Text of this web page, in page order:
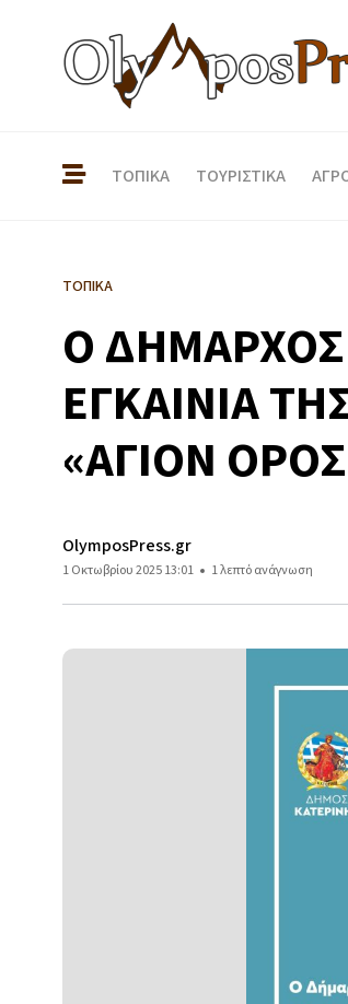
ΤΟΠΙΚΑ ΤΟΥΡΙΣΤΙΚΑ
ΤΟΠΙΚΑ
Ο ΔΗΜΑΡΧΟΣ
ΕΓΚΑΙΝΙΑ
«ΑΓΙΟΝ
OlymposPress.gr
1 Οκτωβρίου 2025 13:01 1 λεπτό ανάγνωση